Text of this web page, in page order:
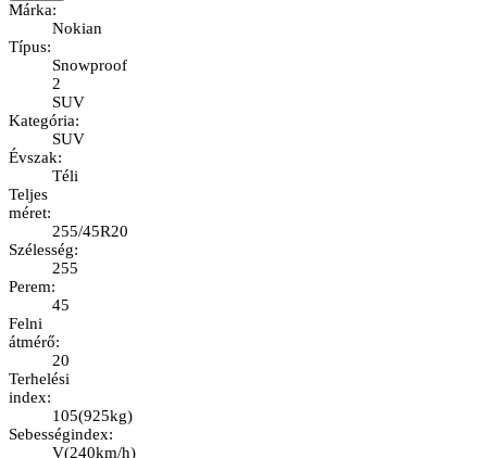
Márka:
Nokian
Típus:
Snowproof
2
SUV
Kategória:
SUV
Évszak:
Téli
Teljes
méret:
255/45R20
Szélesség:
255
Perem:
45
Felni
átmérő:
20
Terhelési
index:
105(925kg)
Sebességindex:
V(240km/h)